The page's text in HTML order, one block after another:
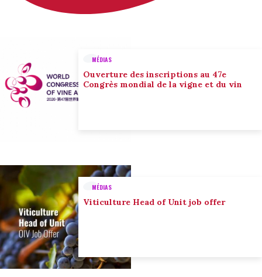
MÉDIAS
Ouverture des inscriptions au 47e
Congrès mondial de la vigne et du vin
MÉDIAS
Viticulture Head of Unit job offer